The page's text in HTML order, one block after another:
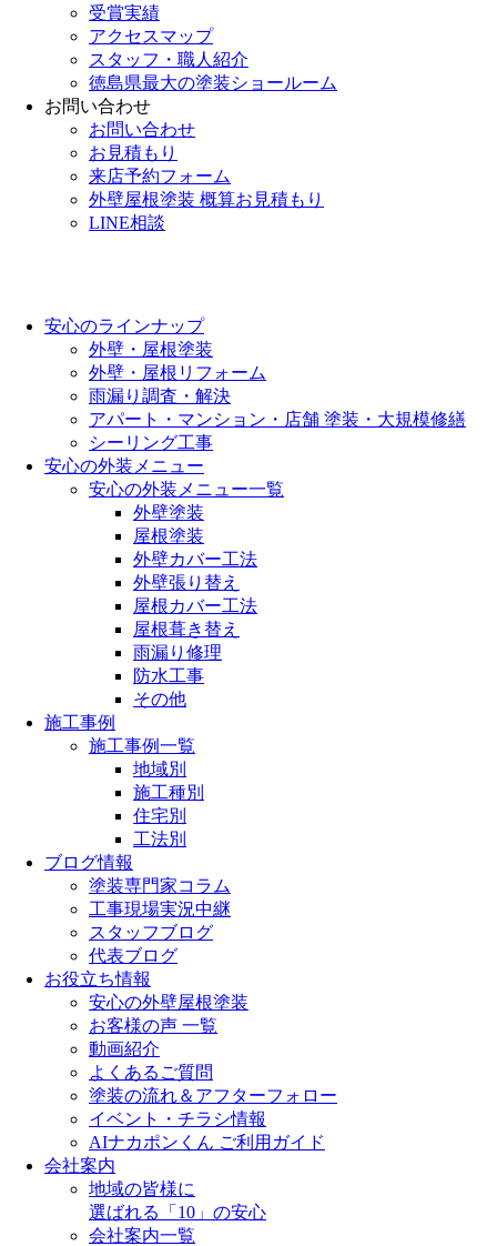
受賞実績
アクセスマップ
スタッフ・職人紹介
徳島県最大の塗装ショールーム
お問い合わせ
お問い合わせ
お見積もり
来店予約フォーム
外壁屋根塗装 概算お見積もり
LINE相談
安心のラインナップ
外壁・屋根塗装
外壁・屋根リフォーム
雨漏り調査・解決
アパート・マンション・店舗 塗装・大規模修繕
シーリング工事
安心の外装メニュー
安心の外装メニュー一覧
外壁塗装
屋根塗装
外壁カバー工法
外壁張り替え
屋根カバー工法
屋根葺き替え
雨漏り修理
防水工事
その他
施工事例
施工事例一覧
地域別
施工種別
住宅別
工法別
ブログ情報
塗装専門家コラム
工事現場実況中継
スタッフブログ
代表ブログ
お役立ち情報
安心の外壁屋根塗装
お客様の声 一覧
動画紹介
よくあるご質問
塗装の流れ＆アフターフォロー
イベント・チラシ情報
AIナカポンくん ご利用ガイド
会社案内
地域の皆様に
選ばれる「10」の安心
会社案内一覧